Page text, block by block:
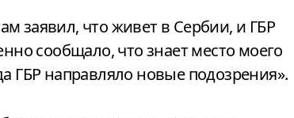
заявил, что живет в Сербии, и ГБР
сообщало, что знает место моего
ГБР направляло новые подозрения».